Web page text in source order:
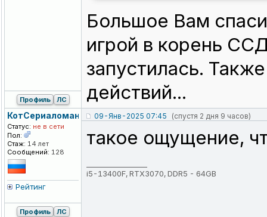
Большое Вам
игрой в корень
запустилась.
действий...
Профиль ЛС
КотСериаломан
Статус: не в сети
Пол:
Стаж: 14 лет
Сообщений: 128
Рейтинг
09-Янв-2025 07:45 (спустя 2 дня 9 часов)
такое ощущение,
i5-13400F, RTX3070, DDR5 - 64GB
Профиль ЛС